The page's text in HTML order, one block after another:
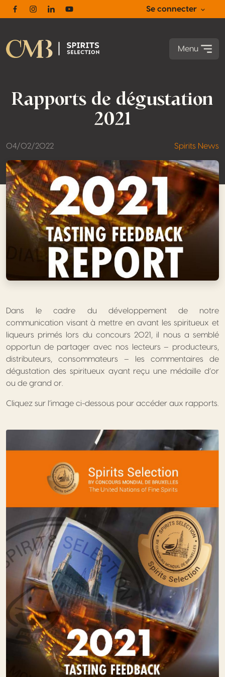
FacebookInstagram
LinkedinYoutube
Se connecter
Menu
Rapports de dégustation
2021
04/02/2022 Spirits News
Dans le cadre du développement de notre
communication visant à mettre en avant les spiritueux et
liqueurs primés lors du concours 2021, il nous a semblé
opportun de partager avec nos lecteurs – producteurs,
distributeurs, consommateurs – les commentaires de
dégustation des spiritueux ayant reçu une médaille d’or
ou de grand or.
Cliquez sur l’image ci-dessous pour accéder aux rapports.